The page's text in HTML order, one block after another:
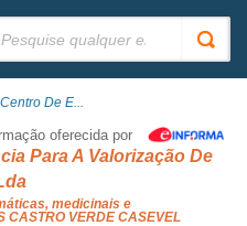
De E...
oferecida por
Para A Valorização De
medicinais e
CASTRO VERDE CASEVEL